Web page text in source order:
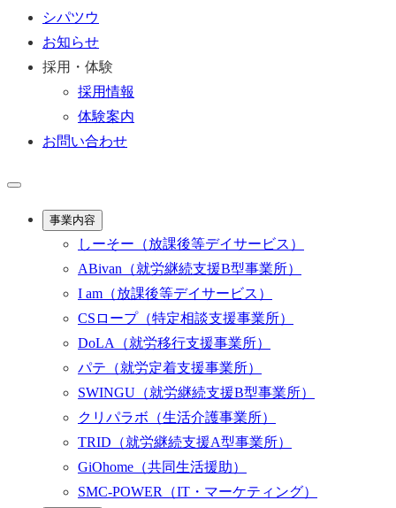
シパツウ
お知らせ
採用・体験
採用情報
体験案内
お問い合わせ
事業内容
しーそー （放課後等デイサービス）
ABivan （就労継続支援B型事業所）
I am （放課後等デイサービス）
CSロープ（特定相談支援事業所）
DoLA
（就労移行支援事業所）
パテ （就労定着支援事業所）
SWINGU （就労継続支援B型事業所）
クリパラボ （生活介護事業所）
TRID （就労継続支援A型事業所）
GiOhome （共同生活援助）
SMC-POWER
（IT・マーケティング）